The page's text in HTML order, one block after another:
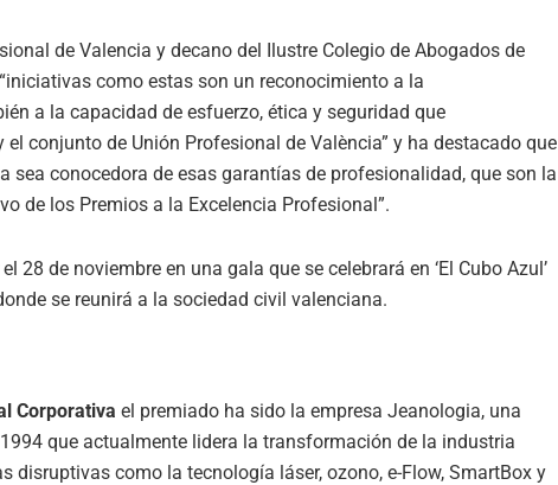
de Valencia y decano del Ilustre Colegio de Abogados de
como estas son un reconocimiento a la
a la capacidad de esfuerzo, ética y seguridad que
conjunto de Unión Profesional de València” y ha destacado que
sea conocedora de esas garantías de profesionalidad, que son la
de los Premios a la Excelencia Profesional”.
28 de noviembre en una gala que se celebrará en ‘El Cubo Azul’
se reunirá a la sociedad civil valenciana.
Corporativa el premiado ha sido la empresa Jeanologia, una
que actualmente lidera la transformación de la industria
disruptivas como la tecnología láser, ozono, e-Flow, SmartBox y